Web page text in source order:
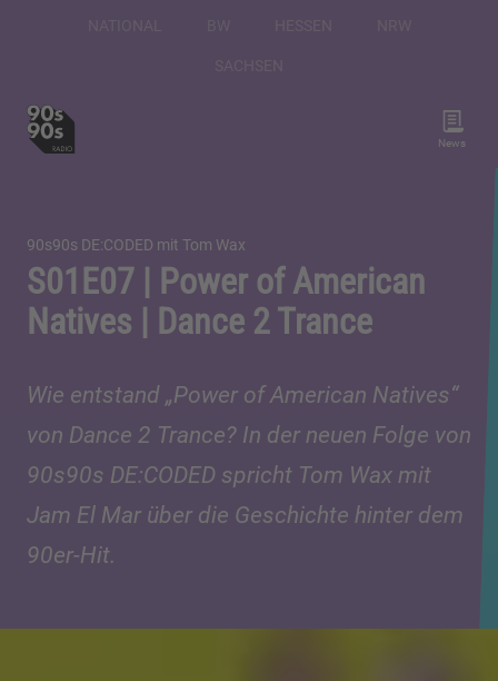
News
90s90s DE:CODED mit Tom Wax
S01E07 | Power of American
Natives | Dance 2 Trance
Wie entstand „Power of American Natives“
von Dance 2 Trance? In der neuen Folge von
90s90s DE:CODED spricht Tom Wax mit
Jam El Mar über die Geschichte hinter dem
90er-Hit.